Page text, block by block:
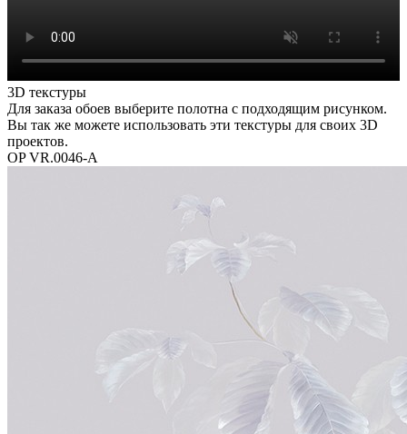
3D текстуры
Для заказа обоев выберите полотна с подходящим рисунком.
Вы так же можете использовать эти текстуры для своих 3D
проектов.
OP VR.0046-A